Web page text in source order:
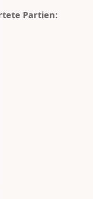
Partien: